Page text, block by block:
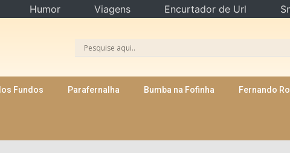
Fundos Parafernalha Bumba na Fofinha Fernando
Humor Viagens Encurtador de Url